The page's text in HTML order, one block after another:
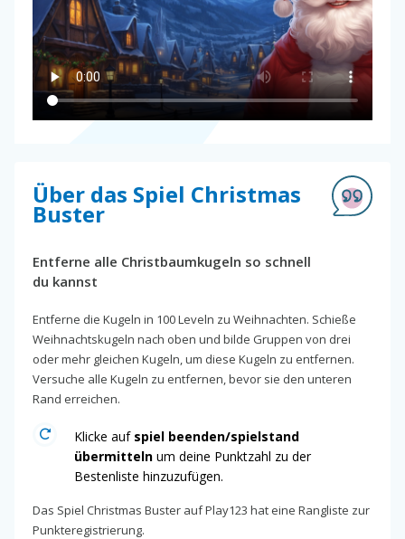
Über das Spiel Christmas
Buster
Entferne alle Christbaumkugeln so schnell
du kannst
Entferne die Kugeln in 100 Leveln zu Weihnachten. Schieße
Weihnachtskugeln nach oben und bilde Gruppen von drei
oder mehr gleichen Kugeln, um diese Kugeln zu entfernen.
Versuche alle Kugeln zu entfernen, bevor sie den unteren
Rand erreichen.
Klicke auf spiel beenden/spielstand
übermitteln um deine Punktzahl zu der
Bestenliste hinzuzufügen.
Das Spiel Christmas Buster auf Play123 hat eine Rangliste zur
Punkteregistrierung.